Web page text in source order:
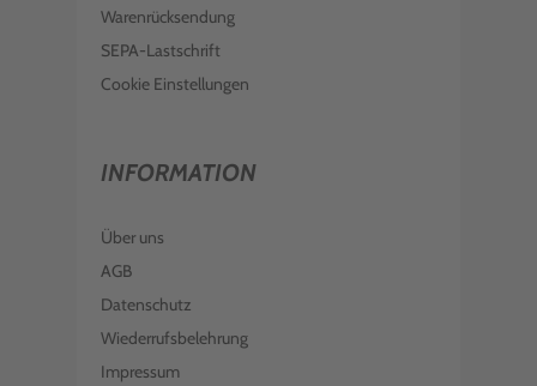
Warenrücksendung
SEPA-Lastschrift
Cookie Einstellungen
INFORMATION
Über uns
AGB
Datenschutz
Wiederrufsbelehrung
Impressum